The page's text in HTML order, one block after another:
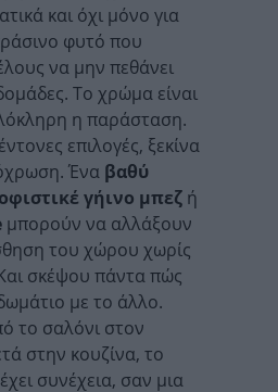
και όχι μόνο για
φυτό που
να μην πεθάνει
Το χρώμα είναι
η παράσταση.
επιλογές, ξεκίνα
Ένα βαθύ
γήινο μπεζ ή
μπορούν να αλλάξουν
του χώρου χωρίς
σκέψου πάντα πώς
με το άλλο.
το σαλόνι στον
στην κουζίνα, το
συνέχεια, σαν μια